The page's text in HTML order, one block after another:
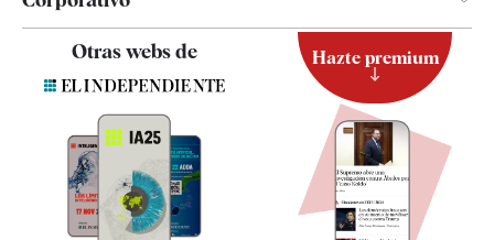
Quiénes somos
Especificaciones
Otras webs de Hazte premium